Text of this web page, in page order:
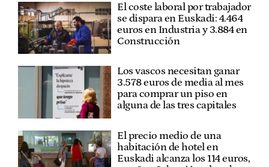
El coste laboral por trabajador
se dispara en Euskadi: 4.464
euros en Industria y 3.884 en
Construcción
Los vascos necesitan ganar
3.578 euros de media al mes
para comprar un piso en
alguna de las tres capitales
El precio medio de una
habitación de hotel en
Euskadi alcanza los 114 euros,